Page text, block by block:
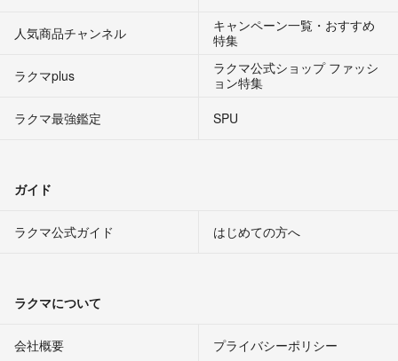
人気商品チャンネル
キャンペーン一覧・おすすめ
特集
ラクマplus
ラクマ公式ショップ ファッシ
ョン特集
ラクマ最強鑑定
SPU
ガイド
ラクマ公式ガイド はじめての方へ
ラクマについて
会社概要 プライバシーポリシー